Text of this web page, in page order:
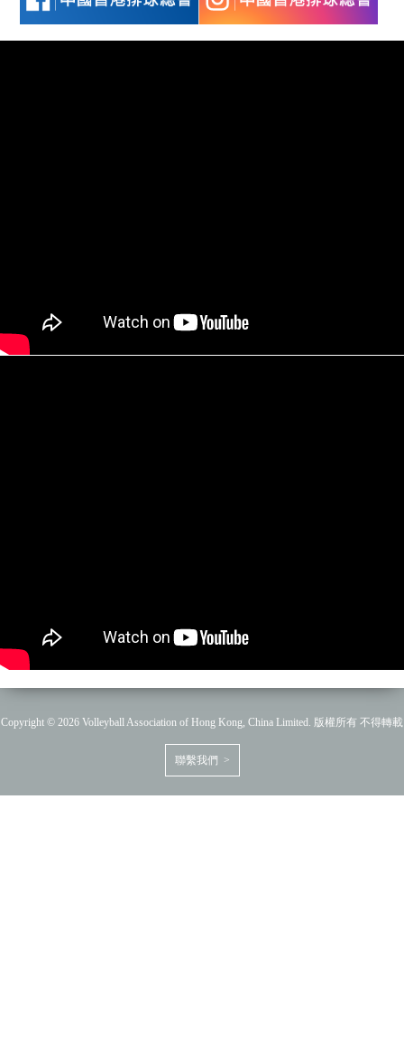
Copyright © 2026 Volleyball Association of Hong Kong, China Limited. 版權所有 不得轉載
聯繫我們 >